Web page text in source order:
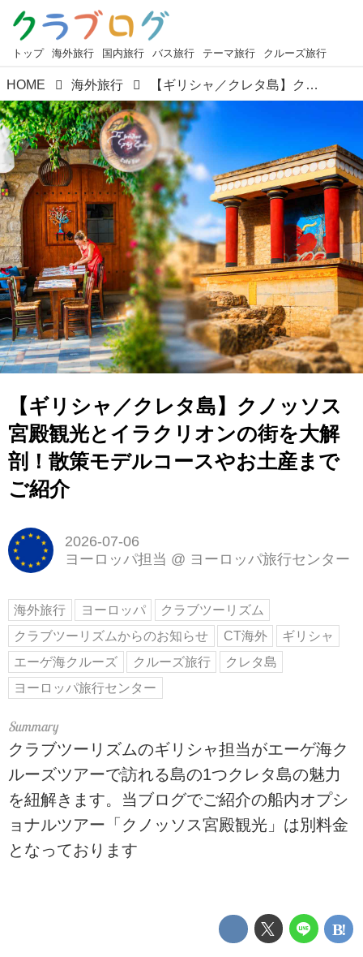
トップ 海外旅行 国内旅行 バス旅行 テーマ旅行 クルーズ旅行
HOME 海外旅行 【ギリシャ／クレタ島】クノッソス宮殿観光とイラクリオンの街を大解剖！散策モデルコースやお土産までご紹介
【ギリシャ／クレタ島】クノッソス
宮殿観光とイラクリオンの街を大解
剖！散策モデルコースやお土産まで
ご紹介
2026-07-06
ヨーロッパ担当 @ ヨーロッパ旅行センター
海外旅行 ヨーロッパ
クラブツーリズム
クラブツーリズムからのお知らせ
CT海外
ギリシャ
エーゲ海クルーズ
クルーズ旅行
クレタ島
ヨーロッパ旅行センター
クラブツーリズムのギリシャ担当がエーゲ海ク
ルーズツアーで訪れる島の1つクレタ島の魅力
を紐解きます。当ブログでご紹介の船内オプシ
ョナルツアー「クノッソス宮殿観光」は別料金
となっております